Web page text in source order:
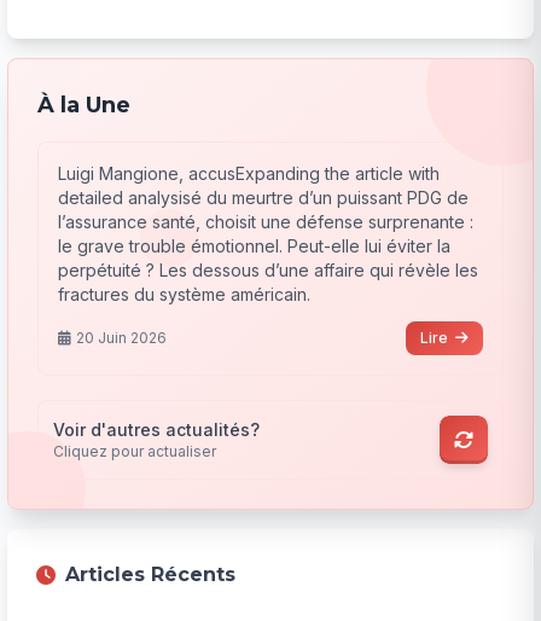
À la Une
Luigi Mangione, accusExpanding the article with
detailed analysisé du meurtre d’un puissant PDG de
l’assurance santé, choisit une défense surprenante :
le grave trouble émotionnel. Peut-elle lui éviter la
perpétuité ? Les dessous d’une affaire qui révèle les
fractures du système américain.
20 Juin 2026 Lire
Voir d'autres actualités?
Cliquez pour actualiser
Articles Récents